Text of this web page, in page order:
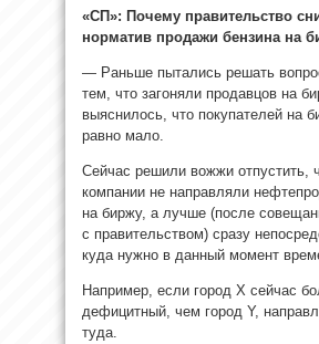
«СП»: Почему правительство
норматив продажи бензина на
— Раньше пытались решать
тем, что загоняли продавцов на
выяснилось, что покупателей на
равно мало.
Сейчас решили вожжи отпустить,
компании не направляли
на биржу, а лучше (после
с правительством) сразу
куда нужно в данный момент
Например, если город Х сейчас
дефицитный, чем город Y,
туда.